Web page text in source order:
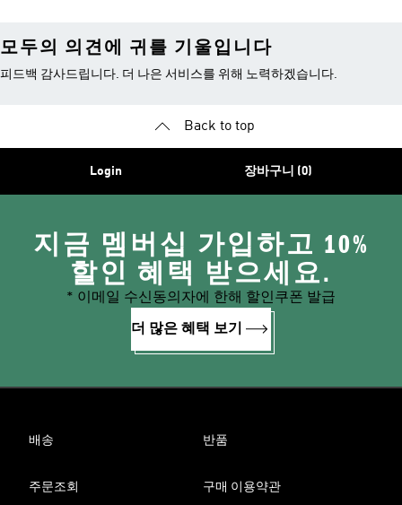
모두의 의견에 귀를 기울입니다
피드백 감사드립니다. 더 나은 서비스를 위해 노력하겠습니다.
Back to top
Login 장바구니 (0)
지금 멤버십 가입하고 10%
할인 혜택 받으세요.
* 이메일 수신동의자에 한해 할인쿠폰 발급
더 많은 혜택 보기
배송 반품
주문조회 구매 이용약관